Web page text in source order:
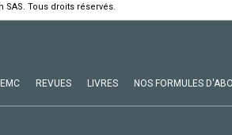
Tous droits réservés.
REVUES LIVRES NOS FORMULES